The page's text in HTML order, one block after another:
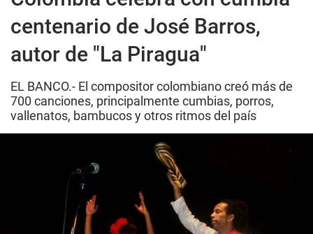
centenario de José Barros,
autor de "La Piragua"
EL BANCO.- El compositor colombiano creó más de
700 canciones, principalmente cumbias, porros,
vallenatos, bambucos y otros ritmos del país